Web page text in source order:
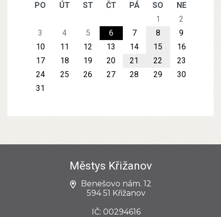
PO ÚT ST ČT PÁ SO
NE
1
2
3
4 5 6 7 8
9
10
11 12 13 14 15
16
17
18 19 20 21 22
23
24
25 26 27 28 29
30
31
Městys Křižanov
Benešovo nám. 12
594 51 Křižanov
IČ: 00294616